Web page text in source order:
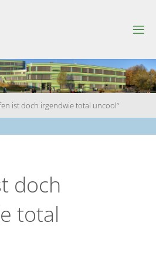
ist doch irgendwie total uncool“
doch
total